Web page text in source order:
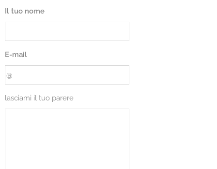
Il tuo nome
E-mail
lasciami il tuo parere